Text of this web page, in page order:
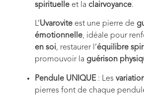
spirituelle et la clairvoyance.
L’Uvarovite est une pierre de
émotionnelle, idéale pour
en soi, restaurer l’équilibre
promouvoir la guérison
Pendule UNIQUE: Les
pierres font de chaque